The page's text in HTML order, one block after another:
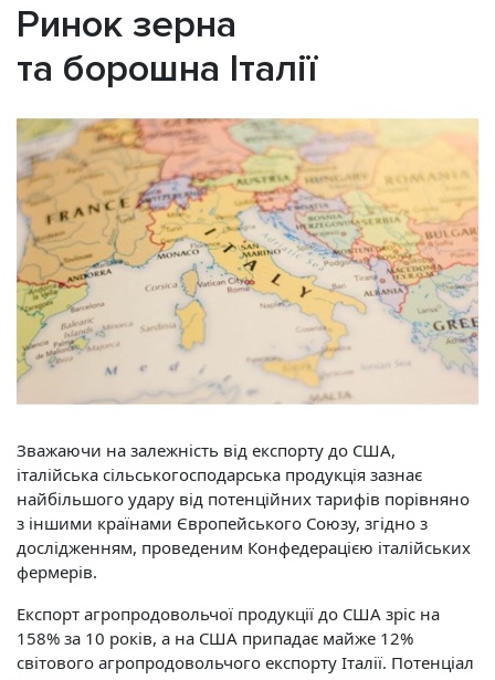
Ринок зерна
та борошна Італії
Зважаючи на залежність від експорту до США,
італійська сільськогосподарська продукція зазнає
найбільшого удару від потенційних тарифів порівняно
з іншими країнами Європейського Союзу, згідно з
дослідженням, проведеним Конфедерацією італійських
фермерів.
Експорт агропродовольчої продукції до США зріс на
158% за 10 років, а на США припадає майже 12%
світового агропродовольчого експорту Італії. Потенціал